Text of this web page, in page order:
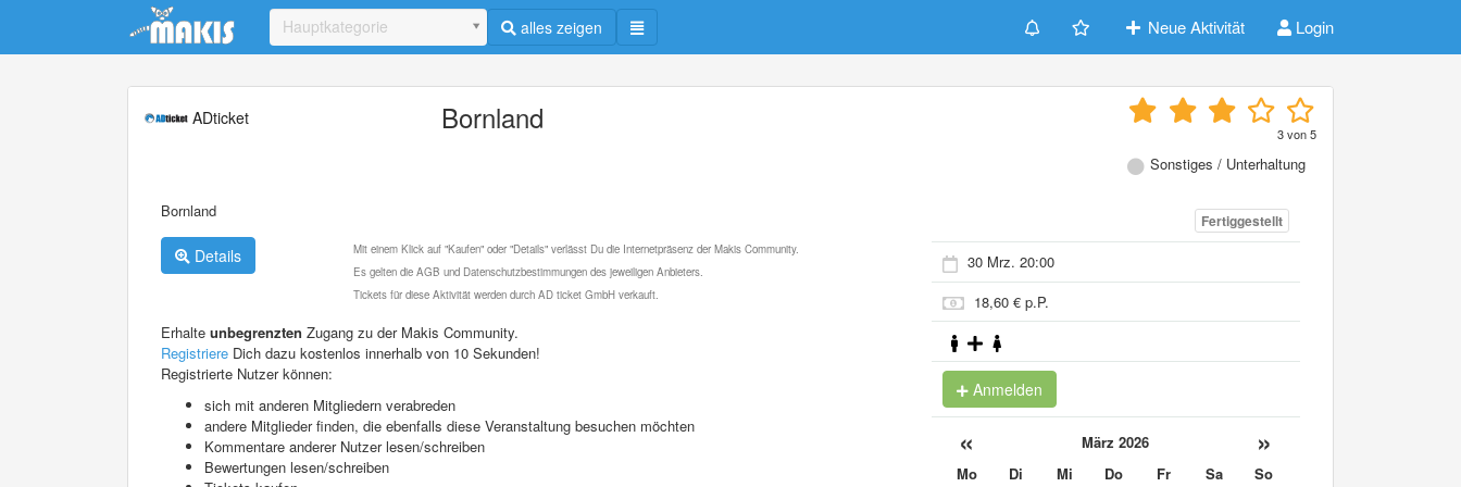
Update cookies preferences
Hauptkategorie alles zeigen Neue Aktivität Login
ADticket Bornland 3von5
Sonstiges / Unterhaltung
Bornland
Details
Mit einem Klick auf "Kaufen" oder "Details" verlässt Du die Internetpräsenz der Makis Community.
Es gelten die AGB und Datenschutzbestimmungen des jeweiligen Anbieters.
Tickets für diese Aktivität werden durch AD ticket GmbH verkauft.
Erhalte unbegrenzten Zugang zu der Makis Community.
Registriere Dich dazu kostenlos innerhalb von 10 Sekunden!
Registrierte Nutzer können:
sich mit anderen Mitgliedern verabreden
andere Mitglieder finden, die ebenfalls diese Veranstaltung besuchen möchten
Kommentare anderer Nutzer lesen/schreiben
Bewertungen lesen/schreiben
Fertiggestellt
30 Mrz. 20:00
18,60 € p.P.
Anmelden
« März 2026 »
Mo Di Mi Do Fr Sa
So